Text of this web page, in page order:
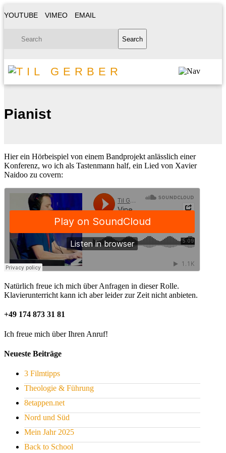
YOUTUBE VIMEO EMAIL
Pianist
Hier ein Hörbeispiel von einem Bandprojekt anlässlich einer
Konferenz, wo ich als Tastenmann half, ein Lied von Xavier
Naidoo zu covern:
Natürlich freue ich mich über Anfragen in dieser Rolle.
Klavierunterricht kann ich aber leider zur Zeit nicht anbieten.
+49 174 873 31 81
Ich freue mich über Ihren Anruf!
Neueste Beiträge
3 Filmtipps
Theologie & Führung
8etappen.net
Nord und Süd
Mein Jahr 2025
Back to School